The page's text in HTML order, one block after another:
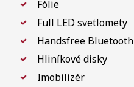
Fólie
Full LED svetlomety
Handsfree Bluetooth
Hliníkové disky
Imobilizér